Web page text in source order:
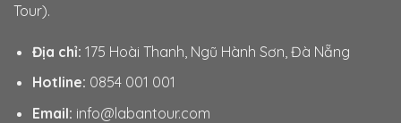
Tour).
Địa chỉ: 175 Hoài Thanh, Ngũ Hành Sơn, Đà Nẵng
Hotline: 0854 001 001
Email: info@labantour.com